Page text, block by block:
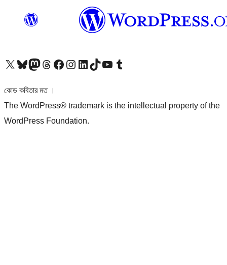
আমাদের X (আগের টুইটার) অ্যাকাউন্টে যানআমাদের Bluesky অ্যাকাউন্টটি দেখুনআমাদের মাস্টোডন অ্যাকাউন্টটি দেখুনআমাদের থ্রেডস অ্যাকাউন্টটি দেখুনআমাদের ফেসবুক পেজ দেখুনআমাদের ইন্সটাগ্রাম অ্যাকাউন্ট দেখুনআমাদের লিঙ্কডইন অ্যাকাউন্টে যানআমাদের TikTok অ্যাকাউন্টটি দেখুনআমাদের ইউটিউব চ্যানেলে যান আমাদের টাম্বলার অ্যাকাউন্ট দেখুন
কোড কবিতার মত ।
The WordPress® trademark is the intellectual property of the
WordPress Foundation.